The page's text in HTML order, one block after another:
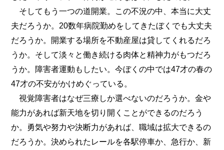
そしてもう一つの道開業。この不況の中、本当に大丈
夫だろうか。20数年病院勤めをしてきたぼくでも大丈夫
だろうか。開業する場所を不動産屋は貸してくれるだろ
うか。そして淡々と働き続ける肉体と精神力がもつだろ
うか。障害者運動もしたい。今ぼくの中では47才の春の
47才の不安がかけめぐっている。
視覚障害者はなぜ三療しか選べないのだろうか。金や
能力があれば新天地を切り開くことができるのだろう
か。勇気や努力や決断力があれば、職域は拡大できるの
だろうか。決められたレールを各駅停車か、急行か、新